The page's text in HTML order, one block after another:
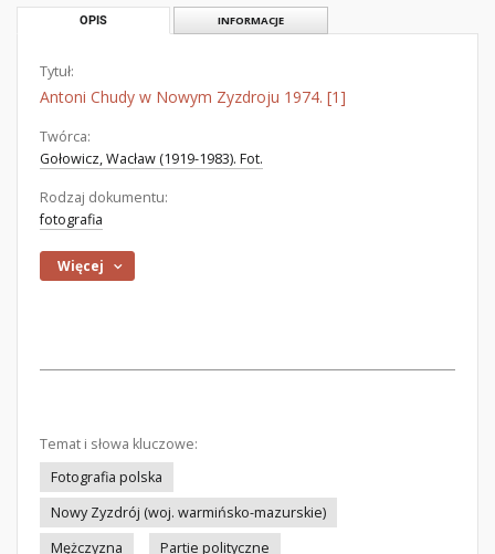
OPIS INFORMACJE
Tytuł:
Antoni Chudy w Nowym Zyzdroju 1974. [1]
Twórca:
Gołowicz, Wacław (1919-1983). Fot.
Rodzaj dokumentu:
fotografia
Więcej
Temat i słowa kluczowe:
Fotografia polska
Nowy Zyzdrój (woj. warmińsko-mazurskie)
Mężczyzna
Partie polityczne